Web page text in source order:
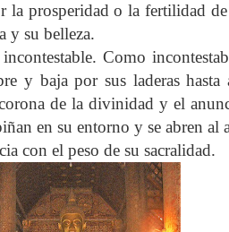
prosperidad o la fertilidad
y su belleza.
Como
y baja por sus laderas hasta
de la divinidad y el
en su entorno y se abren al
con el peso de su sacralidad.